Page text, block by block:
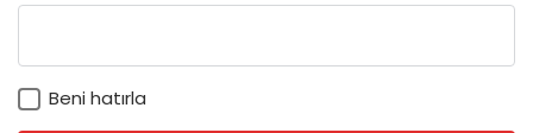
Beni hatırla